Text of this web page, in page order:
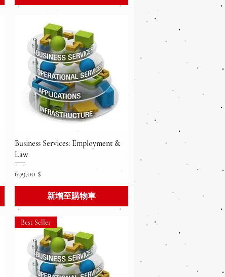
快速瀏覽
Business Services: Employment &
Law
價格
699,00 $
新增至購物車
Best Seller